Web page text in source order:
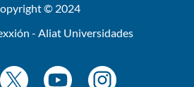
© 2024
- Aliat Universidades